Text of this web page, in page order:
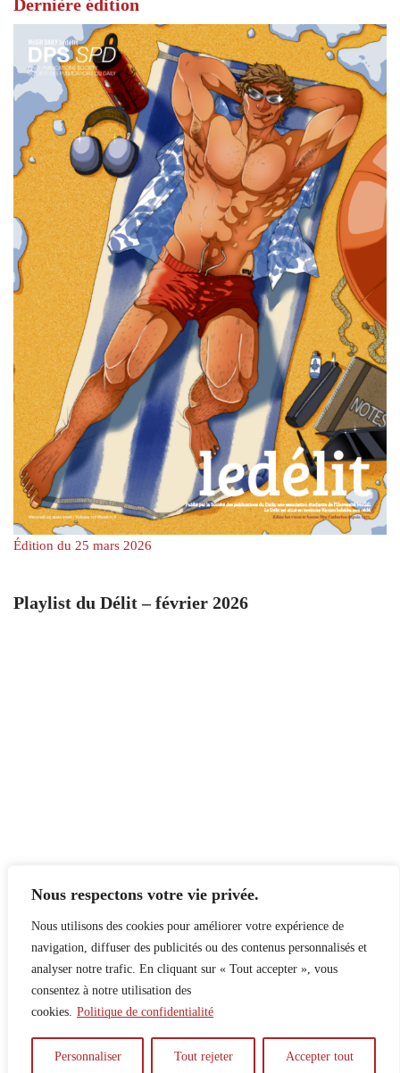
Nous respectons votre vie privée.
Nous utilisons des cookies pour améliorer votre expérience de
navigation, diffuser des publicités ou des contenus personnalisés et
analyser notre trafic. En cliquant sur « Tout accepter », vous
consentez à notre utilisation des
cookies. Politique de confidentialité
Personnaliser Tout rejeter Accepter tout
Dernière édition
Édition du 25 mars 2026
Playlist du Délit – février 2026